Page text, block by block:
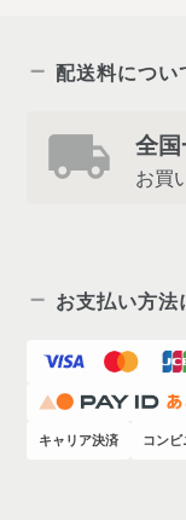
配送料につい
全
お買
お支払い方法
キャリア決済 コン